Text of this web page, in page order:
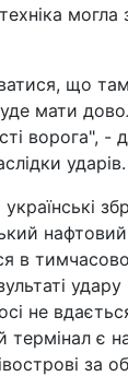
що
мати
ворога", -
ударів.
в
не
термінал є
за